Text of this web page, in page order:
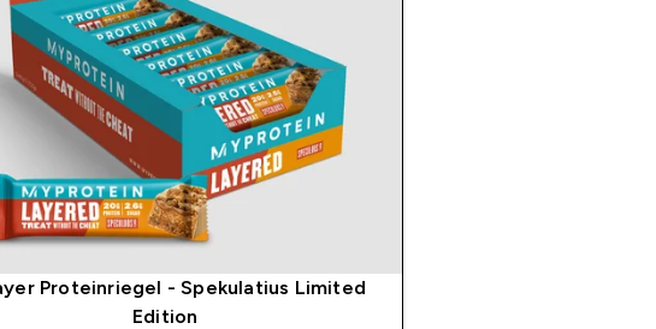
Proteinriegel - Spekulatius Limited
Edition